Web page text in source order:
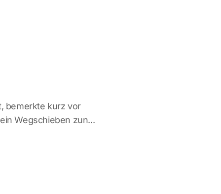
bemerkte kurz vor
Wegschieben zun...